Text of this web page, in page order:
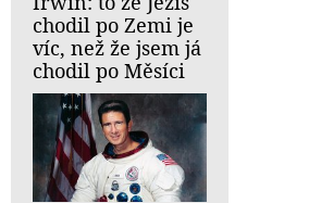
chodil po Zemi je
víc, než že jsem já
chodil po Měsíci